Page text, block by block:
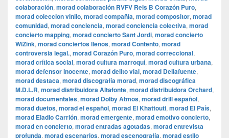
colaboración, morad colaboración RVFV Rels B Corazón Puro,
morad coleccion vinilo, morad compañía, morad compositor, morad
comunidad, morad conciencia, morad conciencia colectiva, morad
concierto mapping, morad concierto Sant Jordi, morad concierto
WiZink, morad conciertos llenos, morad Contento, morad
controversia legal., morad Corazón Puro, morad correccional,
morad crítica social, morad cultura marroquí, morad cultura urbana,
morad defensor inocente, morad delito vial, morad Dellafuente,
morad destaca, morad discografía morad, morad discográfica
M.D.L.R, morad distribuidora Altafonte, morad distribuidora Orchard,
morad documentales, morad Dolby Atmos, morad drill español,
morad duetos, morad el español, morad El Khattouti, morad El País,
morad Eladio Carrión, morad emergente, morad emotivo concierto,
morad en concierto, morad entradas agotadas, morad entrevista
profunda, morad escenarios, morad escenografía, morad estilo